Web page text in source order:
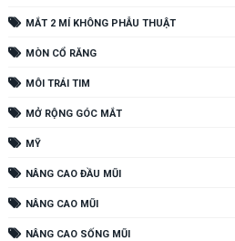
MẮT 2 MÍ KHÔNG PHẪU THUẬT
MÒN CỔ RĂNG
MÔI TRÁI TIM
MỞ RỘNG GÓC MẮT
MỸ
NÂNG CAO ĐẦU MŨI
NÂNG CAO MŨI
NÂNG CAO SỐNG MŨI